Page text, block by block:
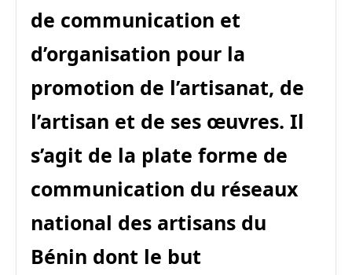
de communication et
d’organisation pour la
promotion de l’artisanat, de
l’artisan et de ses œuvres. Il
s’agit de la plate forme de
communication du réseaux
national des artisans du
Bénin dont le but